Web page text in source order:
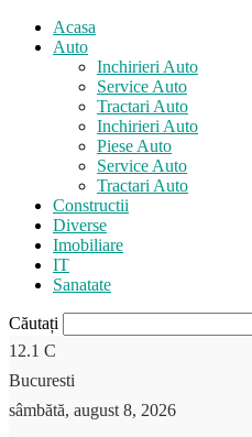
Acasa
Auto
Inchirieri Auto
Service Auto
Tractari Auto
Inchirieri Auto
Piese Auto
Service Auto
Tractari Auto
Constructii
Diverse
Imobiliare
IT
Sanatate
Căutați
12.1 C
Bucuresti
sâmbătă, august 8, 2026